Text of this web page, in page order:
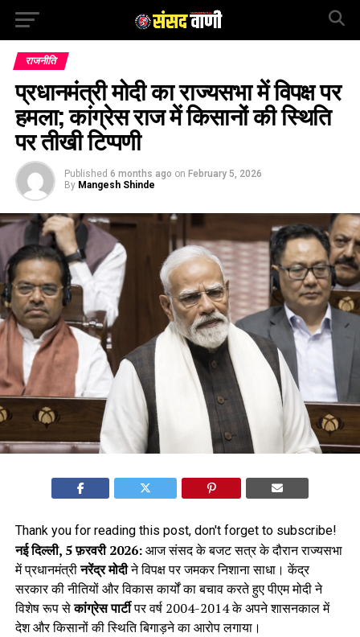
राजनीति
प्रधानमंत्री मोदी का राज्यसभा में विपक्ष पर
हमला; कांग्रेस राज में किसानों की स्थिति
पर तीखी टिप्पणी
Published 6 months ago on February 5, 2026
By Mangesh Shinde
Thank you for reading this post, don't forget to subscribe!
नई दिल्ली, 5 फ़रवरी 2026:आज संसद के बजट सत्र के दौरान राज्यसभा
में प्रधानमंत्रीनरेंद्र मोदीने विपक्ष पर जमकर निशाना साधा। केंद्र
सरकार की नीतियों और विकास कार्यों का बचाव करते हुए पीएम मोदी ने
विशेष रूप सेकांग्रेस पार्टीपर वर्ष 2004-2014 के अपने शासनकाल में
देश और किसानों की स्थिति बिगाड़ने का आरोप लगाया।